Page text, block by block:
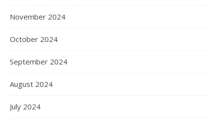
November 2024
October 2024
September 2024
August 2024
July 2024